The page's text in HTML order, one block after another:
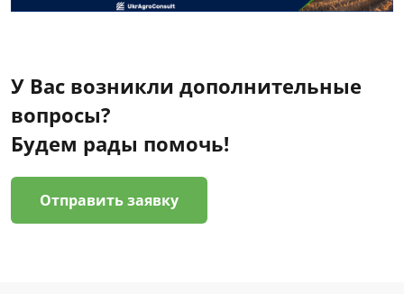
У Вас возникли дополнительные
вопросы?
Будем рады помочь!
Отправить заявку